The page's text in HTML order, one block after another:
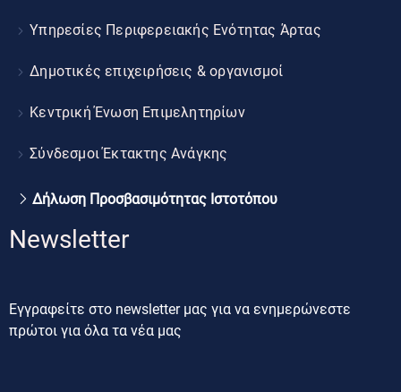
Υπηρεσίες Περιφερειακής Ενότητας Άρτας
Δημοτικές επιχειρήσεις & οργανισμοί
Κεντρική Ένωση Επιμελητηρίων
Σύνδεσμοι Έκτακτης Ανάγκης
Δήλωση Προσβασιμότητας Ιστοτόπου
Newsletter
Εγγραφείτε στο newsletter μας για να ενημερώνεστε
πρώτοι για όλα τα νέα μας